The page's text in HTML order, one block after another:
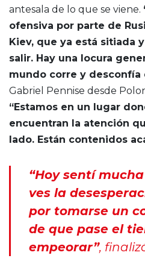
antesala de lo que se viene.
ofensiva por parte de
Kiev, que ya está sitiada
salir. Hay una locura
mundo corre y desconfía
Gabriel Pennise desde
“Estamos en un lugar
encuentran la atención
lado. Están contenidos
“Hoy sentí
ves la
por tomarse un
de que pase el
empeorar”,